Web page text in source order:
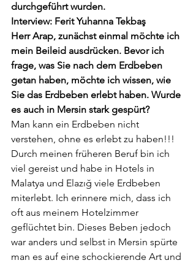
durchgeführt wurden.
Interview: Ferit Yuhanna Tekbaş
Herr Arap, zunächst einmal möchte ich
mein Beileid ausdrücken. Bevor ich
frage, was Sie nach dem Erdbeben
getan haben, möchte ich wissen, wie
Sie das Erdbeben erlebt haben. Wurde
es auch in Mersin stark gespürt?
Man kann ein Erdbeben nicht
verstehen, ohne es erlebt zu haben!!!
Durch meinen früheren Beruf bin ich
viel gereist und habe in Hotels in
Malatya und Elazığ viele Erdbeben
miterlebt. Ich erinnere mich, dass ich
oft aus meinem Hotelzimmer
geflüchtet bin. Dieses Beben jedoch
war anders und selbst in Mersin spürte
man es auf eine schockierende Art und